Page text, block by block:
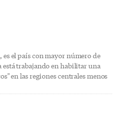
es el país con mayor número de
está trabajando en habilitar una
en las regiones centrales menos